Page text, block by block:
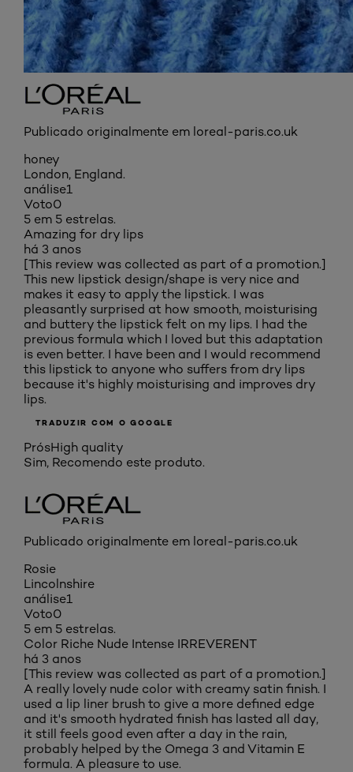
Publicado originalmente em loreal-paris.co.uk
honey
London, England.
análise1
Voto0
5 em 5 estrelas.
Amazing for dry lips
há 3 anos
[This review was collected as part of a promotion.]
This new lipstick design/shape is very nice and
makes it easy to apply the lipstick. I was
pleasantly surprised at how smooth, moisturising
and buttery the lipstick felt on my lips. I had the
previous formula which I loved but this adaptation
is even better. I have been and I would recommend
this lipstick to anyone who suffers from dry lips
because it's highly moisturising and improves dry
lips.
TRADUZIR COM O GOOGLE
PrósHigh quality
Sim, Recomendo este produto.
Publicado originalmente em loreal-paris.co.uk
Rosie
Lincolnshire
análise1
Voto0
5 em 5 estrelas.
Color Riche Nude Intense IRREVERENT
há 3 anos
[This review was collected as part of a promotion.]
A really lovely nude color with creamy satin finish. I
used a lip liner brush to give a more defined edge
and it's smooth hydrated finish has lasted all day,
it still feels good even after a day in the rain,
probably helped by the Omega 3 and Vitamin E
formula. A pleasure to use.